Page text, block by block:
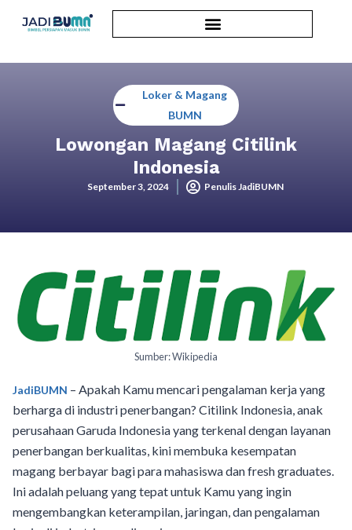
Loker & Magang
BUMN
Lowongan Magang Citilink
Indonesia
September 3, 2024 Penulis JadiBUMN
Sumber: Wikipedia
JadiBUMN – Apakah Kamu mencari pengalaman kerja yang
berharga di industri penerbangan? Citilink Indonesia, anak
perusahaan Garuda Indonesia yang terkenal dengan layanan
penerbangan berkualitas, kini membuka kesempatan
magang berbayar bagi para mahasiswa dan fresh graduates.
Ini adalah peluang yang tepat untuk Kamu yang ingin
mengembangkan keterampilan, jaringan, dan pengalaman